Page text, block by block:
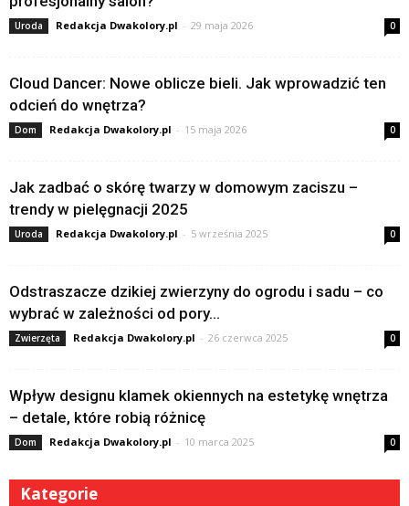
Uroda Redakcja Dwakolory.pl - 29 maja 2026 0
Cloud Dancer: Nowe oblicze bieli. Jak wprowadzić ten
odcień do wnętrza?
Dom Redakcja Dwakolory.pl - 15 maja 2026 0
Jak zadbać o skórę twarzy w domowym zaciszu –
trendy w pielęgnacji 2025
Uroda Redakcja Dwakolory.pl - 5 września 2025 0
Odstraszacze dzikiej zwierzyny do ogrodu i sadu – co
wybrać w zależności od pory...
Zwierzęta Redakcja Dwakolory.pl - 26 czerwca 2025 0
Wpływ designu klamek okiennych na estetykę wnętrza
– detale, które robią różnicę
Dom Redakcja Dwakolory.pl - 10 marca 2025 0
Kategorie